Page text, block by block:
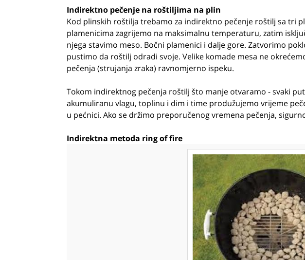
Indirektno pečenje na roštiljima na plin
Kod plinskih roštilja trebamo za indirektno pečenje roštilj sa tri
plamenicima zagrijemo na maksimalnu temperaturu, zatim
njega stavimo meso. Bočni plamenici i dalje gore. Zatvorimo
pustimo da roštilj odradi svoje. Velike komade mesa ne
pečenja (strujanja zraka) ravnomjerno ispeku.
Tokom indirektnog pečenja roštilj što manje otvaramo - svaki
akumuliranu vlagu, toplinu i dim i time produžujemo vrijeme
u pećnici. Ako se držimo preporučenog vremena pečenja,
Indirektna metoda ring of fire